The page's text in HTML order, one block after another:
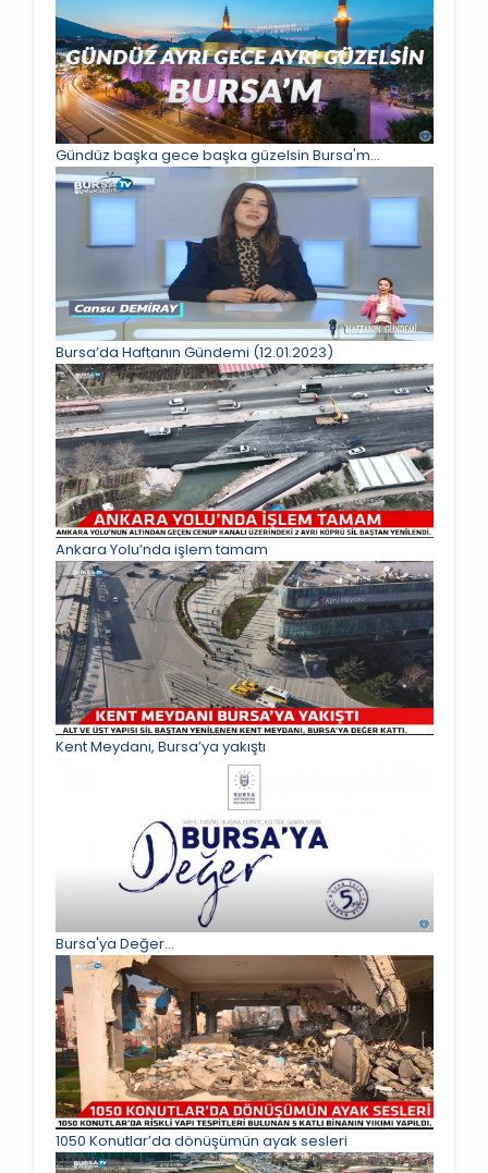
Gündüz başka gece başka güzelsin Bursa'm...
Bursa’da Haftanın Gündemi (12.01.2023)
Ankara Yolu’nda işlem tamam
Kent Meydanı, Bursa’ya yakıştı
Bursa'ya Değer...
1050 Konutlar’da dönüşümün ayak sesleri